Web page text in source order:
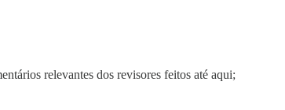
relevantes dos revisores feitos até aqui;